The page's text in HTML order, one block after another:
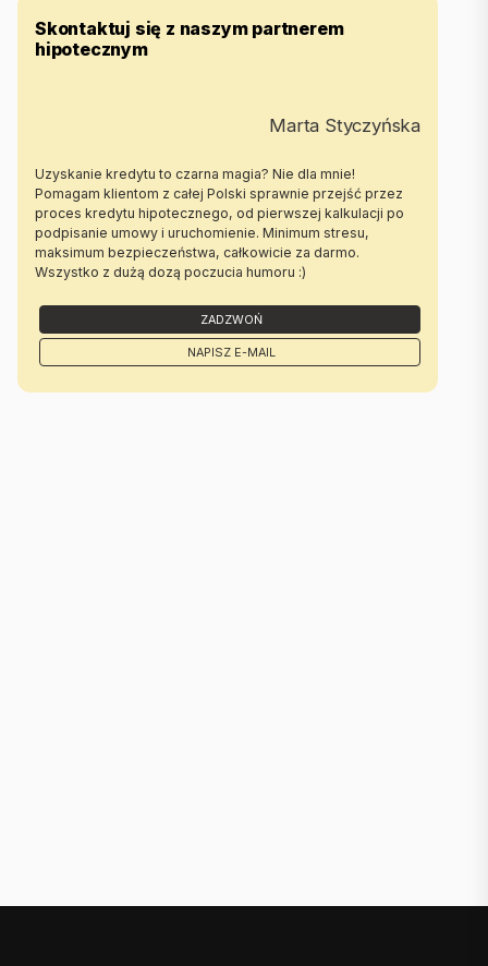
Skontaktuj się z naszym partnerem
hipotecznym
Marta Styczyńska
Uzyskanie kredytu to czarna magia? Nie dla mnie!
Pomagam klientom z całej Polski sprawnie przejść przez
proces kredytu hipotecznego, od pierwszej kalkulacji po
podpisanie umowy i uruchomienie. Minimum stresu,
maksimum bezpieczeństwa, całkowicie za darmo.
Wszystko z dużą dozą poczucia humoru :)
ZADZWOŃ
NAPISZ E-MAIL